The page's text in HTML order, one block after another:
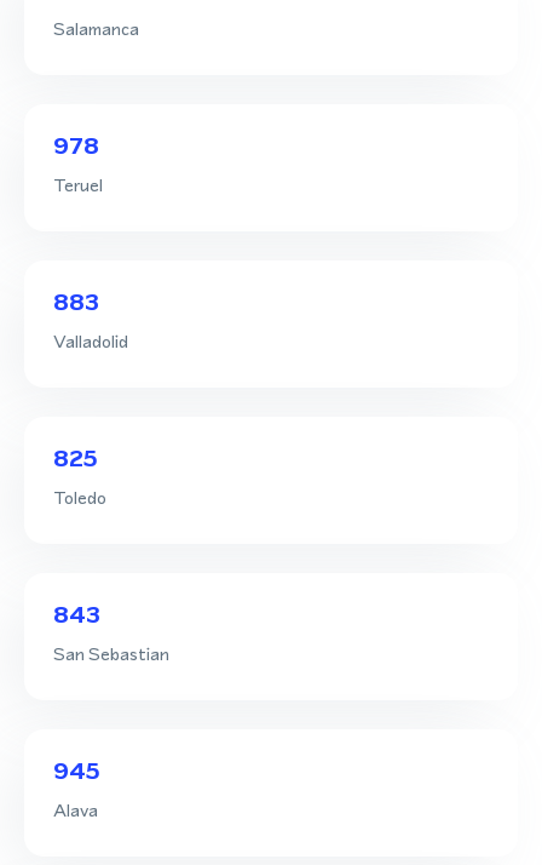
Salamanca
978
Teruel
883
Valladolid
825
Toledo
843
San Sebastian
945
Alava